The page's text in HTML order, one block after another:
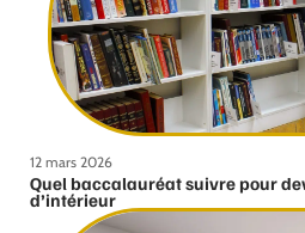
12 mars 2026
Quel baccalauréat suivre pour
d’intérieur